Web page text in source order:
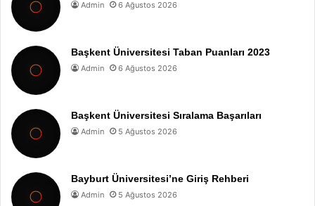
Admin 6 Ağustos 2026
Başkent Üniversitesi Taban Puanları 2023
Admin 6 Ağustos 2026
Başkent Üniversitesi Sıralama Başarıları
Admin 5 Ağustos 2026
Bayburt Üniversitesi’ne Giriş Rehberi
Admin 5 Ağustos 2026